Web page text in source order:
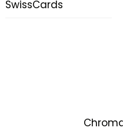
SwissCards